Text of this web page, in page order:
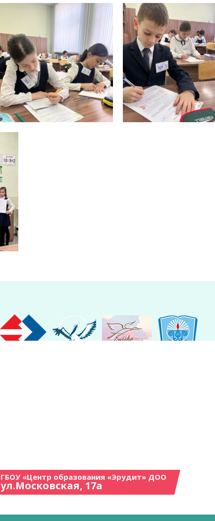
ГБОУ «Центр образования «Эрудит» ДОО
ул.Московская, 17а